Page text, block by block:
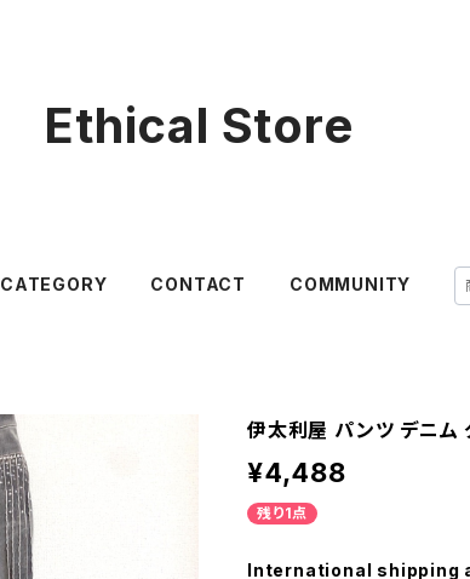
Ethical Store
CATEGORY CONTACT COMMUNITY
伊太利屋 パンツ デニ
¥4,488
残り1点
International shipping